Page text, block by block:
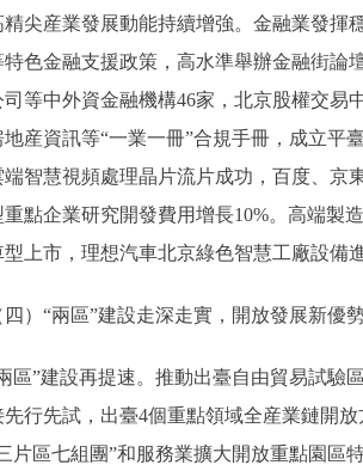
産業發展動能持續增強。金融業發揮穩
特色金融支援政策，高水準舉辦金融街論
司等中外資金融機構46家，北京股權交
地産資訊等“一業一冊”合規手冊，成立平
端智慧視頻處理晶片流片成功，百度、
重點企業研究開發費用增長10%。高端製
型上市，理想汽車北京綠色智慧工廠設備
“兩區”建設走深走實，開放發展新優
”建設再提速。推動出臺自由貿易試驗區
先行先試，出臺4個重點領域全産業鏈開
片區七組團”和服務業擴大開放重點園區